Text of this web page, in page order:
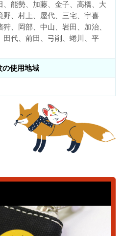
能勢、加藤、金子、高橋、大
、村上、屋代、三宅、宇喜
、岡部、中山、岩田、加治、
代、前田、弓削、蜷川、平
の使用地域